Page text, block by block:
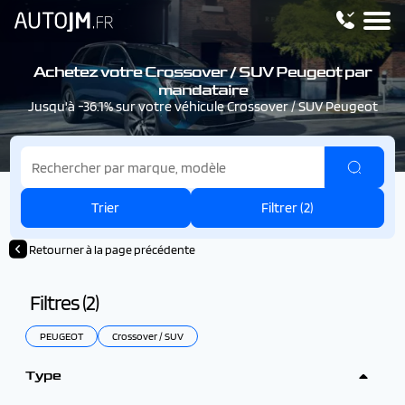
Achetez votre Crossover / SUV Peugeot par
mandataire
Jusqu'à -36.1% sur votre véhicule Crossover / SUV Peugeot
Trier Filtrer (2)
Retourner à la page précédente
Filtres (2)
PEUGEOT Crossover / SUV
Type